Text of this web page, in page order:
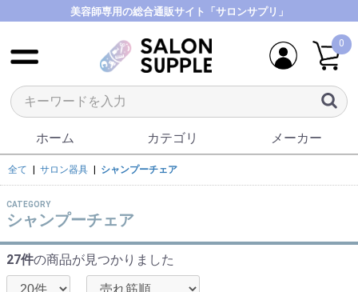
美容師専用の総合通販サイト「サロンサプリ」
0
ホーム カテゴリ メーカー
全て サロン器具 シャンプーチェア
CATEGORY
シャンプーチェア
27件の商品が見つかりました